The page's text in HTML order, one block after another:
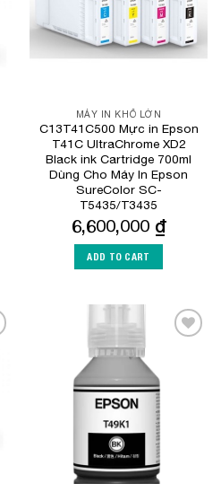
MÁY IN KHỔ LỚN
C13T41C500 Mực in Epson
T41C UltraChrome XD2
Black ink Cartridge 700ml
Dùng Cho Máy In Epson
SureColor SC-
T5435/T3435
6,600,000 ₫
ADD TO CART